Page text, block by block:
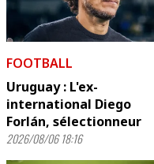
FOOTBALL
Uruguay : L'ex-
international Diego
Forlán, sélectionneur
2026/08/06 18:16